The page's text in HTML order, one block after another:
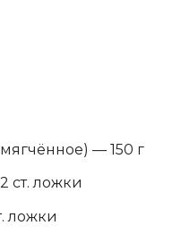
— 150 г
ст. ложки
ложки